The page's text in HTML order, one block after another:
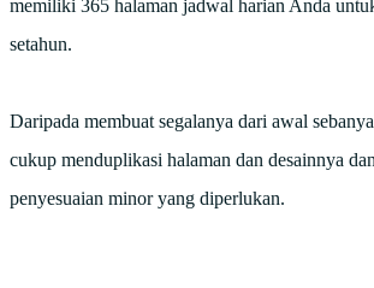
memiliki 365 halaman jadwal harian Anda
setahun.
Daripada membuat segalanya dari awal
cukup menduplikasi halaman dan desainnya
penyesuaian minor yang diperlukan.